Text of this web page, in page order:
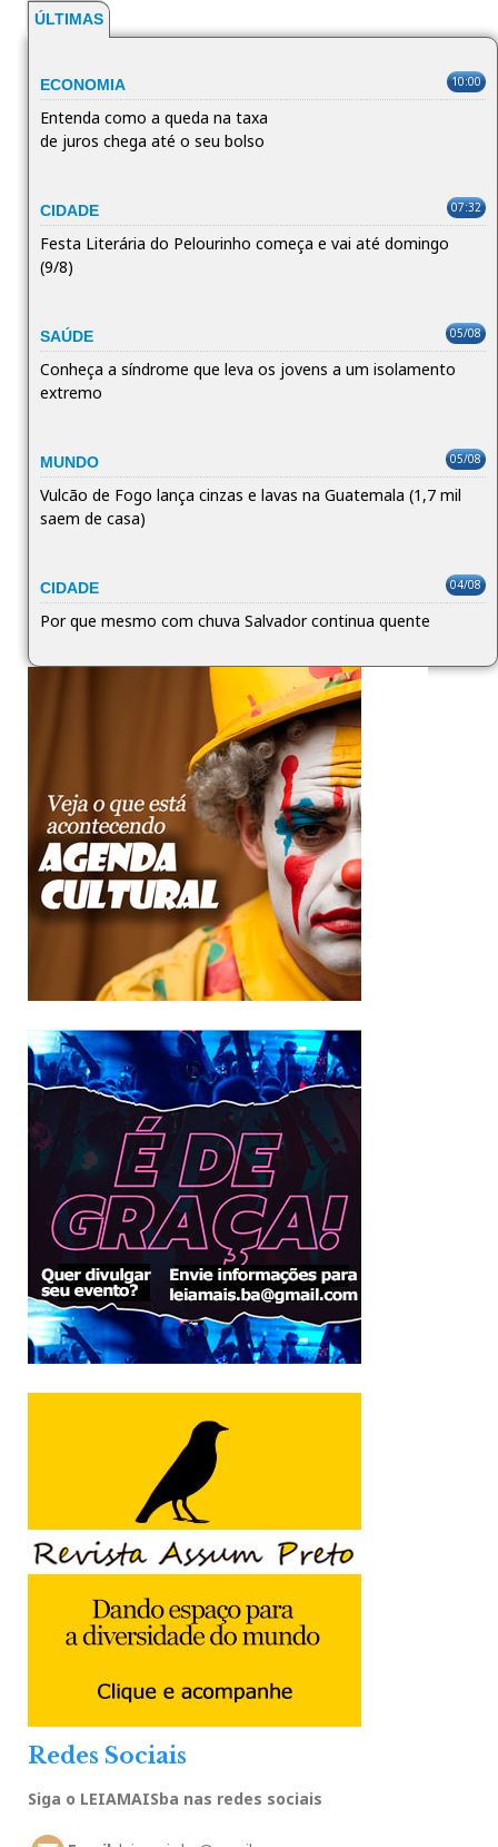
ÚLTIMAS
ECONOMIA 10:00
Entenda como a queda na taxa
de juros chega até o seu bolso
CIDADE 07:32
Festa Literária do Pelourinho começa e vai até domingo
(9/8)
SAÚDE 05/08
Conheça a síndrome que leva os jovens a um isolamento
extremo
MUNDO 05/08
Vulcão de Fogo lança cinzas e lavas na Guatemala (1,7 mil
saem de casa)
CIDADE 04/08
Por que mesmo com chuva Salvador continua quente
Redes Sociais
Siga o LEIAMAISba nas redes sociais